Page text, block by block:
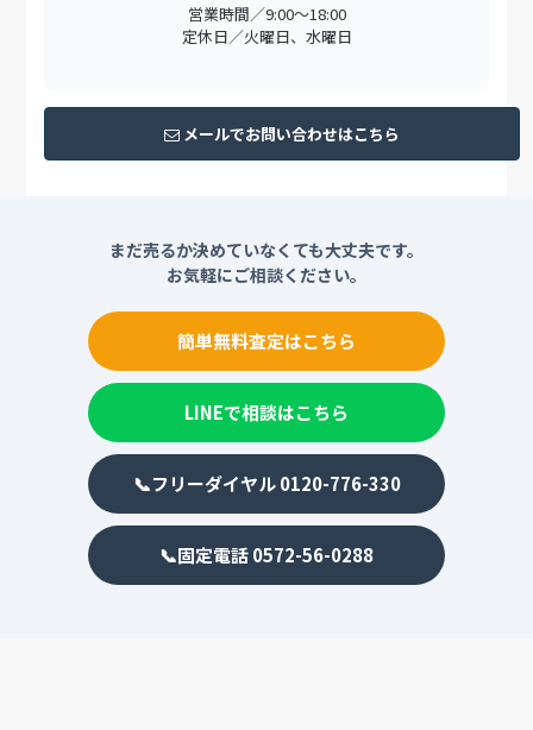
営業時間／9:00〜18:00
定休日／火曜日、水曜日
メールでお問い合わせはこちら
まだ売るか決めていなくても大丈夫です。
お気軽にご相談ください。
簡単無料査定はこちら
LINEで相談はこちら
📞フリーダイヤル 0120-776-330
📞固定電話 0572-56-0288